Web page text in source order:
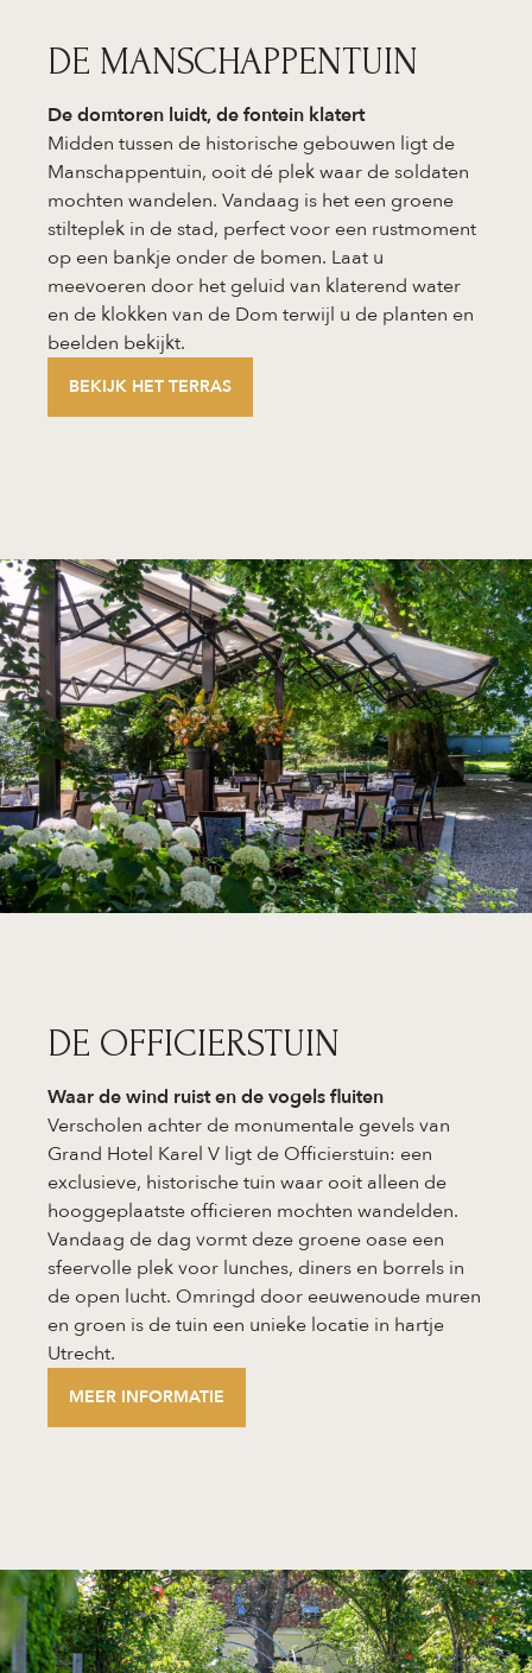
DE MANSCHAPPENTUIN
De domtoren luidt, de fontein klatert
Midden tussen de historische gebouwen ligt de
Manschappentuin, ooit dé plek waar de soldaten
mochten wandelen. Vandaag is het een groene
stilteplek in de stad, perfect voor een rustmoment
op een bankje onder de bomen. Laat u
meevoeren door het geluid van klaterend water
en de klokken van de Dom terwijl u de planten en
beelden bekijkt.
BEKIJK HET TERRAS
DE OFFICIERSTUIN
Waar de wind ruist en de vogels fluiten
Verscholen achter de monumentale gevels van
Grand Hotel Karel V ligt de Officiers­tuin: een
exclusieve, historische tuin waar ooit alleen de
hooggeplaatste officieren mochten wandelden.
Vandaag de dag vormt deze groene oase een
sfeervolle plek voor lunches, diners en borrels in
de open lucht. Omringd door eeuwenoude muren
en groen is de tuin een unieke locatie in hartje
Utrecht.
MEER INFORMATIE